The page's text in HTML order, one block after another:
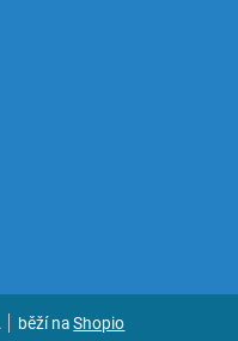
běží naShopio